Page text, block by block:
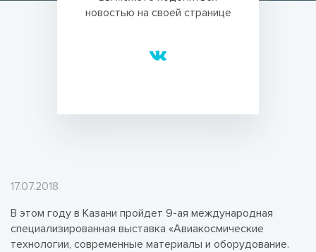
новостью на своей странице
17.07.2018
В этом году в Казани пройдет 9-ая международная
специализированная выставка «Авиакосмические
технологии, современные материалы и оборудование.